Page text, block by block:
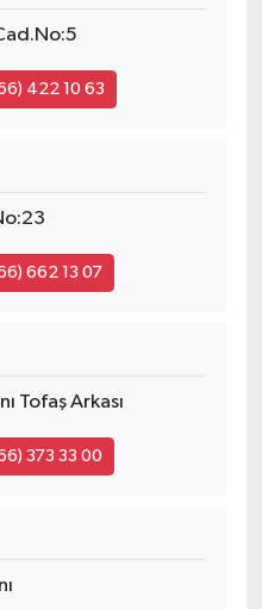
422 10 63
662 13 07
Tofaş Arkası
373 33 00